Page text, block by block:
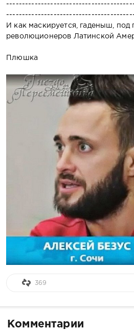
И как маскируется, гаденыш, под
революционеров Латинской
Плюшка
369
Комментарии